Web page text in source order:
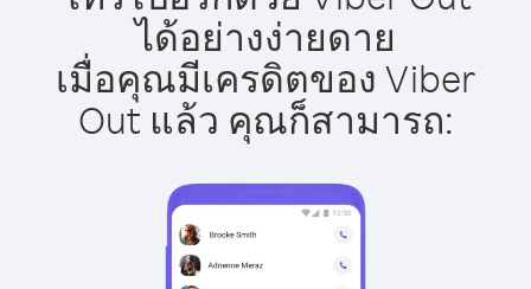
ได้อย่างง่ายดาย
เมื่อคุณมีเครดิตของ Viber
Out แล้ว คุณก็สามารถ: